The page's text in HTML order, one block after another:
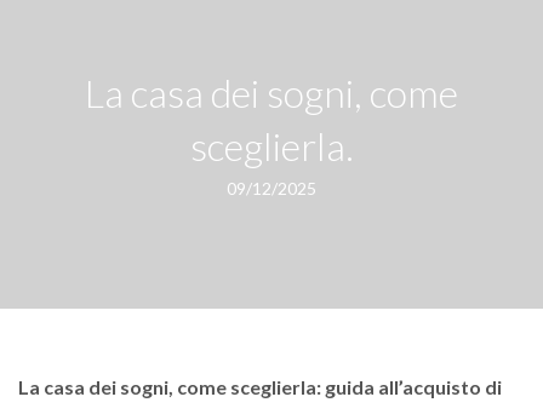
La casa dei sogni, come
sceglierla.
09/12/2025
La casa dei sogni, come sceglierla: guida all’acquisto di